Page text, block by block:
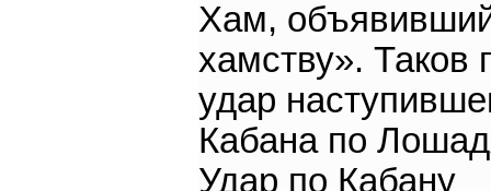
Хам,
хамству». Таков
удар
Кабана по
Удар по Кабану